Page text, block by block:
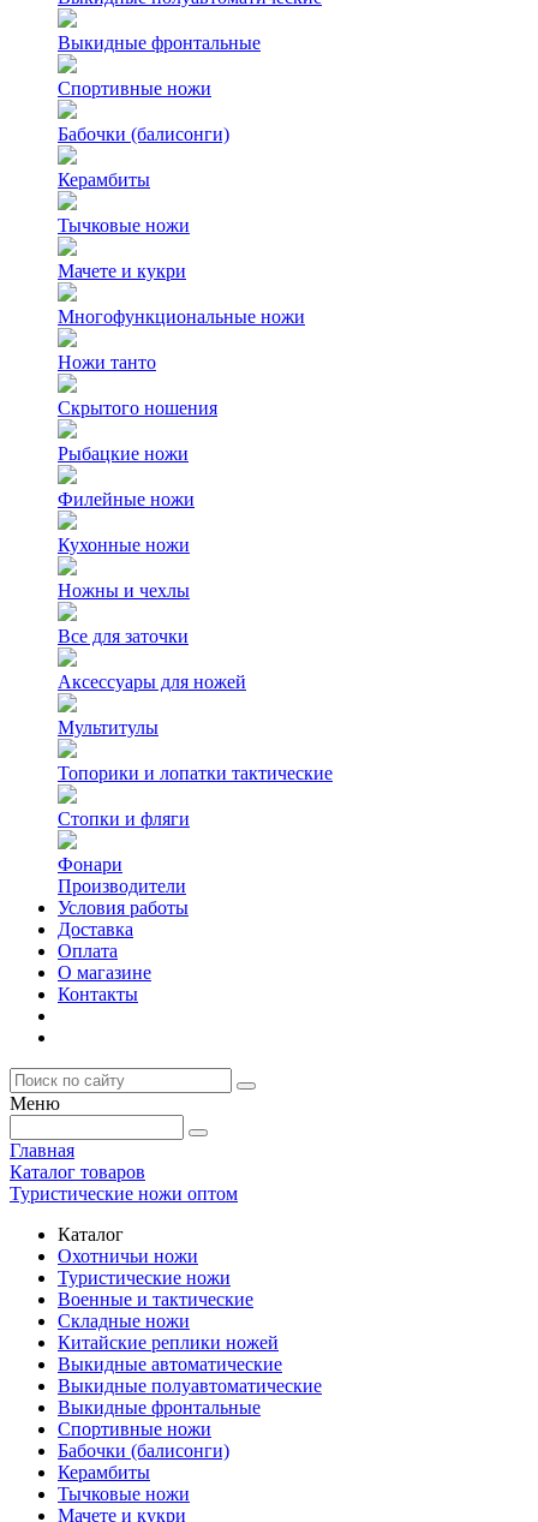
Выкидные фронтальные
Спортивные ножи
Бабочки (балисонги)
Керамбиты
Тычковые ножи
Мачете и кукри
Многофункциональные ножи
Ножи танто
Скрытого ношения
Рыбацкие ножи
Филейные ножи
Кухонные ножи
Ножны и чехлы
Все для заточки
Аксессуары для ножей
Мультитулы
Топорики и лопатки тактические
Стопки и фляги
Фонари
Производители
Условия работы
Доставка
Оплата
О магазине
Контакты
Меню
Главная
Каталог товаров
Туристические ножи оптом
Каталог
Охотничьи ножи
Туристические ножи
Военные и тактические
Складные ножи
Китайские реплики ножей
Выкидные автоматические
Выкидные полуавтоматические
Выкидные фронтальные
Спортивные ножи
Бабочки (балисонги)
Керамбиты
Тычковые ножи
Мачете и кукри